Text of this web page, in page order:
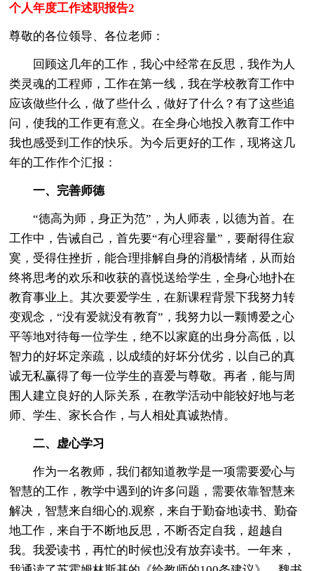
个人年度工作述职报告2
尊敬的各位领导、各位老师：
回顾这几年的工作，我心中经常在反思，我作为人
类灵魂的工程师，工作在第一线，我在学校教育工作中
应该做些什么，做了些什么，做好了什么？有了这些追
问，使我的工作更有意义。在全身心地投入教育工作中
我也感受到工作的快乐。为今后更好的工作，现将这几
年的工作作个汇报：
一、完善师德
“德高为师，身正为范”，为人师表，以德为首。在
工作中，告诫自己，首先要“有心理容量”，要耐得住寂
寞，受得住挫折，能合理排解自身的消极情绪，从而始
终将思考的欢乐和收获的喜悦送给学生，全身心地扑在
教育事业上。其次要爱学生，在新课程背景下我努力转
变观念，“没有爱就没有教育”，我努力以一颗博爱之心
平等地对待每一位学生，绝不以家庭的出身分高低，以
智力的好坏定亲疏，以成绩的好坏分优劣，以自己的真
诚无私赢得了每一位学生的喜爱与尊敬。再者，能与周
围人建立良好的人际关系，在教学活动中能较好地与老
师、学生、家长合作，与人相处真诚热情。
二、虚心学习
作为一名教师，我们都知道教学是一项需要爱心与
智慧的工作，教学中遇到的许多问题，需要依靠智慧来
解决，智慧来自细心的.观察，来自于勤奋地读书、勤奋
地工作，来自于不断地反思，不断否定自我，超越自
我。我爱读书，再忙的时候也没有放弃读书。一年来，